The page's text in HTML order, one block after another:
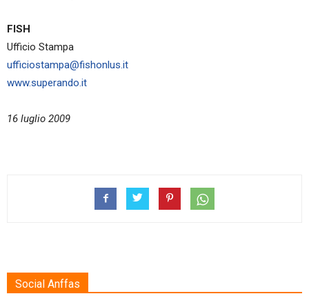
FISH
Ufficio Stampa
ufficiostampa@fishonlus.it
www.superando.it
16 luglio 2009
Social Anffas